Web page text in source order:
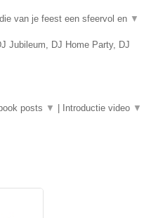
van je feest een sfeervol en ▼
Jubileum, DJ Home Party, DJ
posts ▼ Introductie video ▼